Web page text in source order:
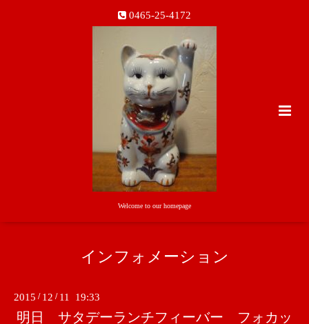
0465-25-4172
Welcome to our homepage
インフォメーション
2015 / 12 / 11 19:33
明日 サタデーランチフィーバー フォカッ